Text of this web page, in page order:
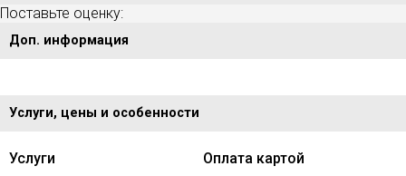
Поставьте оценку:
Доп. информация
Услуги, цены и особенности
Услуги
Оплата картой